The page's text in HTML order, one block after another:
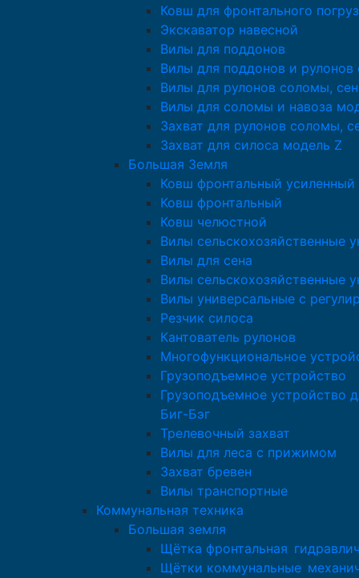
Ковш для фронтального
Экскаватор навесной
Вилы для поддонов
Вилы для поддонов и рулонов
Вилы для рулонов соломы,
Вилы для соломы и навоза
Захват для рулонов соломы,
Захват для силоса модель Z
Большая Земля
Ковш фронтальный усиленный
Ковш фронтальный
Ковш челюстной
Вилы сельскохозяйственные
Вилы для сена
Вилы сельскохозяйственные
Вилы универсальные с
Резчик силоса
Кантователь рулонов
Многофункциональное
Грузоподъемное устройство
Грузоподъемное устройство
Биг-Бэг
Трелевочный захват
Вилы для леса с прижимом
Захват бревен
Вилы транспортные
Коммунальная техника
Большая земля
Щётка фронтальная
Щётки коммунальные